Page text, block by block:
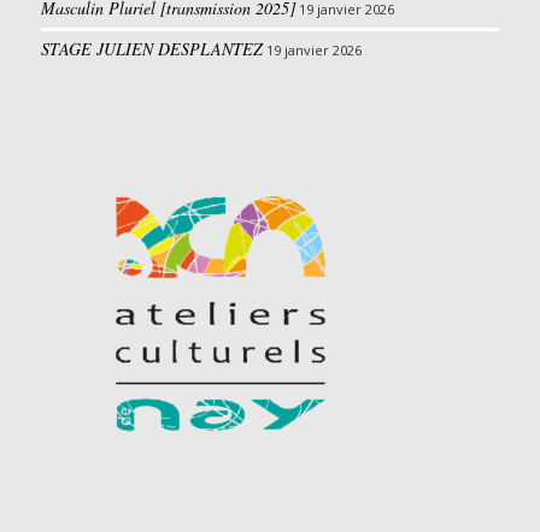
Masculin Pluriel [transmission 2025] 19 janvier 2026
STAGE JULIEN DESPLANTEZ 19 janvier 2026